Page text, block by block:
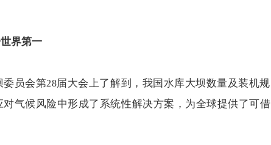
界第一
委员会第28届大会上了解到，我国水库大坝数量及装机规
气候风险中形成了系统性解决方案，为全球提供了可借